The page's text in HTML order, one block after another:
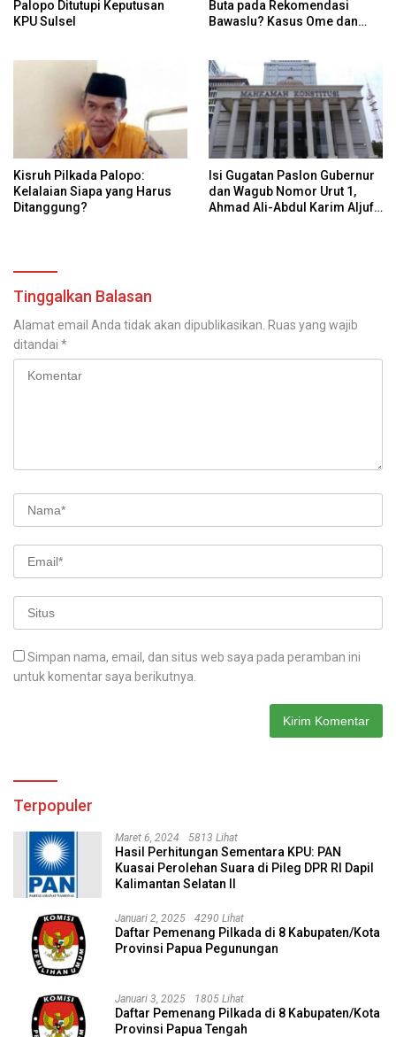
Palopo Ditutupi Keputusan
KPU Sulsel
Buta pada Rekomendasi
Bawaslu? Kasus Ome dan
Kisruh Pilkada Palopo:
Kelalaian Siapa yang Harus
Ditanggung?
Isi Gugatan Paslon Gubernur
dan Wagub Nomor Urut 1,
Ahmad Ali-Abdul Karim Aljufri
Tinggalkan Balasan
Alamat email Anda tidak akan dipublikasikan. Ruas yang wajib
ditandai *
Simpan nama, email, dan situs web saya pada peramban ini
untuk komentar saya berikutnya.
Terpopuler
Maret 6, 2024 5813 Lihat
Hasil Perhitungan Sementara KPU: PAN
Kuasai Perolehan Suara di Pileg DPR RI Dapil
Kalimantan Selatan II
Januari 2, 2025 4290 Lihat
Daftar Pemenang Pilkada di 8 Kabupaten/Kota
Provinsi Papua Pegunungan
Januari 3, 2025 1805 Lihat
Daftar Pemenang Pilkada di 8 Kabupaten/Kota
Provinsi Papua Tengah